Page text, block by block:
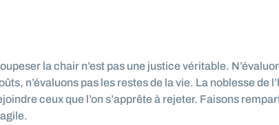
la chair n’est pas une justice véritable.
n’évaluons pas les restes de la vie. La noblesse de
ceux que l’on s’apprête à rejeter. Faisons